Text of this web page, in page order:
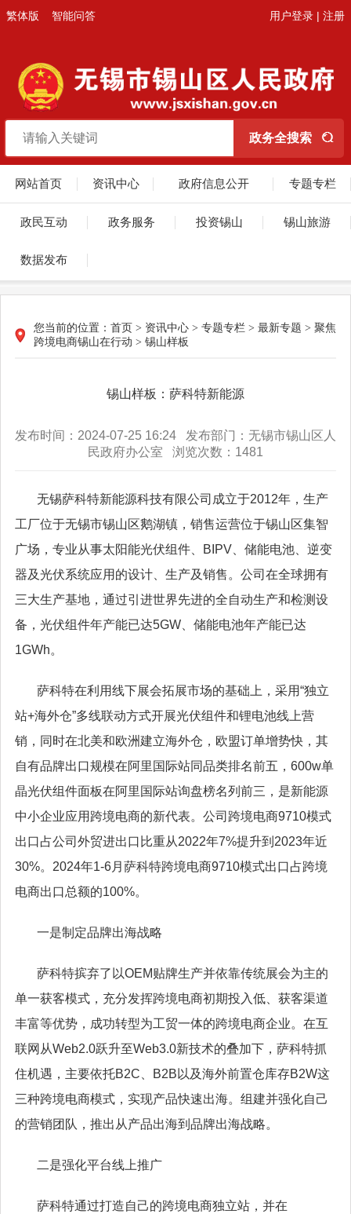
繁体版 智能问答 用户登录 | 注册
网站首页 资讯中心 政府信息公开 专题专栏
政民互动 政务服务 投资锡山 锡山旅游
数据发布
您当前的位置： 首页 > 资讯中心 > 专题专栏 > 最新专题 > 聚焦
跨境电商锡山在行动 > 锡山样板
锡山样板：萨科特新能源
发布时间：2024-07-25 16:24 发布部门：无锡市锡山区人
民政府办公室 浏览次数： 1481
无锡萨科特新能源科技有限公司成立于2012年，生产
工厂位于无锡市锡山区鹅湖镇，销售运营位于锡山区集智
广场，专业从事太阳能光伏组件、
BIPV 、储能电池、逆变
器及光伏系统应用的设计、生产及销售。公司在全球拥有
三大生产基地，通过引进世界先进的全自动生产和检测设
备，光伏组件年产能已达5GW 、储能电池年产能已达
1GWh。
萨科特在利用线下展会拓展市场的基础上，采用“独立
站+海外仓”多线联动方式开展光伏组件和锂电池线上营
销，同时在北美和欧洲建立海外仓，欧盟订单增势快，其
自有品牌出口规模在阿里国际站同品类排名前五， 600w单
晶光伏组件面板在阿里国际站询盘榜名列前三，是新能源
中小企业应用跨境电商的新代表。公司跨境电商9710模式
出口占公司外贸进出口比重从2022年7%提升到 2023年近
30%。 2024年1-6月萨科特跨境电商9710模式出口占跨境
电商出口总额的100%。
一是制定品牌出海战略
萨科特摈弃了以OEM贴牌生产并依靠传统展会为主的
单一获客模式，充分发挥跨境电商初期投入低、获客渠道
丰富等优势，成功转型为工贸一体的跨境电商企业。在互
联网从Web2.0跃升至Web3.0新技术的叠加下，萨科特抓
住机遇，主要依托B2C B2B 以及海外前置仓库存B2W这
三种跨境电商模式，实现产品快速出海。组建并强化自己
的营销团队，推出从产品出海到品牌出海战略。
二是强化平台线上推广
萨科特通过打造自己的跨境电商独立站，并在